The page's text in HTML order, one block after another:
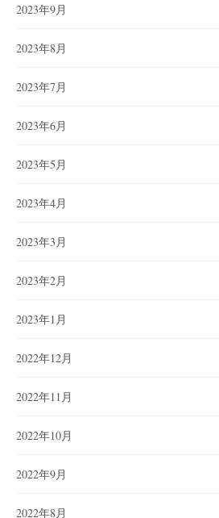
2023年9月
2023年8月
2023年7月
2023年6月
2023年5月
2023年4月
2023年3月
2023年2月
2023年1月
2022年12月
2022年11月
2022年10月
2022年9月
2022年8月